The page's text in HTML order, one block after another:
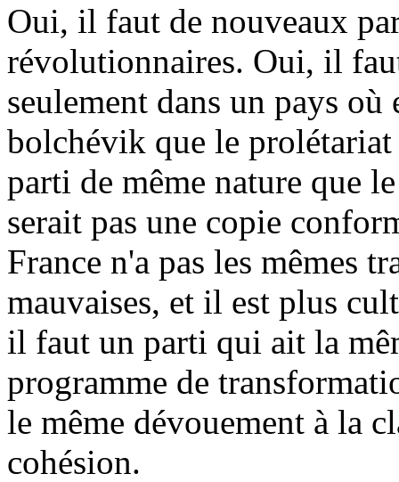
Oui, il faut de nouveaux
révolutionnaires. Oui, il
seulement dans un pays
bolchévik que le
parti de même nature que
serait pas une copie
France n'a pas les mêmes
mauvaises, et il est plus
il faut un parti qui ait la
programme de
le même dévouement à la
cohésion.